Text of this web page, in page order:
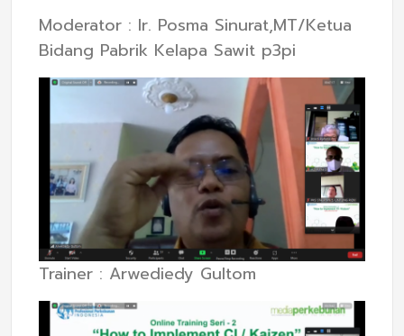
Moderator : Ir. Posma Sinurat,MT/Ketua
Bidang Pabrik Kelapa Sawit p3pi
Trainer : Arwediedy Gultom